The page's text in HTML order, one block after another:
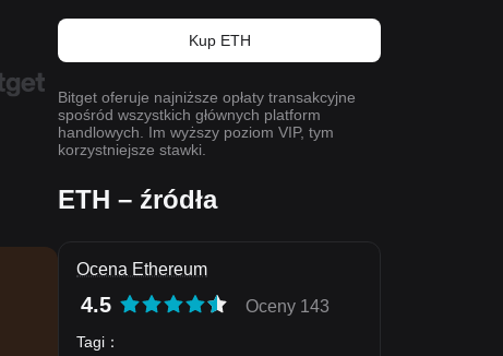
Kup ETH
Bitget oferuje najniższe opłaty transakcyjne
spośród wszystkich głównych platform
handlowych. Im wyższy poziom VIP, tym
korzystniejsze stawki.
ETH – źródła
Ocena Ethereum
4.5 Oceny 143
Tagi ：